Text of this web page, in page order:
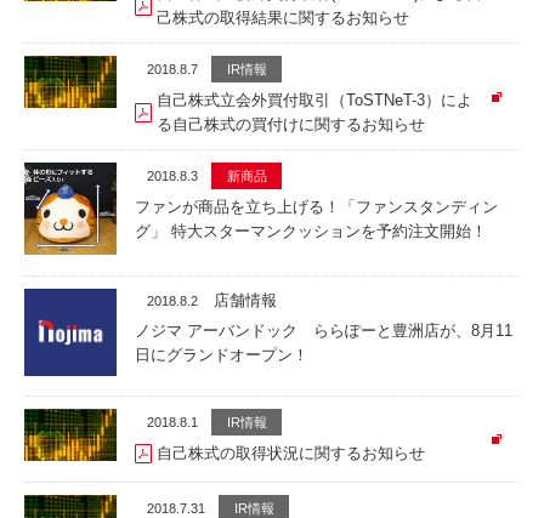
己株式の取得結果に関するお知らせ
2018.8.7 IR情報
自己株式立会外買付取引（ToSTNeT-3）によ
る自己株式の買付けに関するお知らせ
2018.8.3 新商品
ファンが商品を立ち上げる！「ファンスタンディン
グ」 特大スターマンクッションを予約注文開始！
2018.8.2
店舗情報
ノジマ アーバンドック ららぽーと豊洲店が、8月11
日にグランドオープン！
2018.8.1 IR情報
自己株式の取得状況に関するお知らせ
2018.7.31 IR情報